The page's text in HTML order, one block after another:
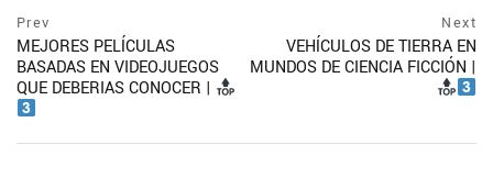
Navegación
de
entradas
Prev
postPrevious
page
MEJORES PELÍCULAS
BASADAS EN VIDEOJUEGOS
QUE DEBERIAS CONOCER |
Next
VEHÍCULOS DE TIERRA EN
MUNDOS DE CIENCIA FICCIÓN |